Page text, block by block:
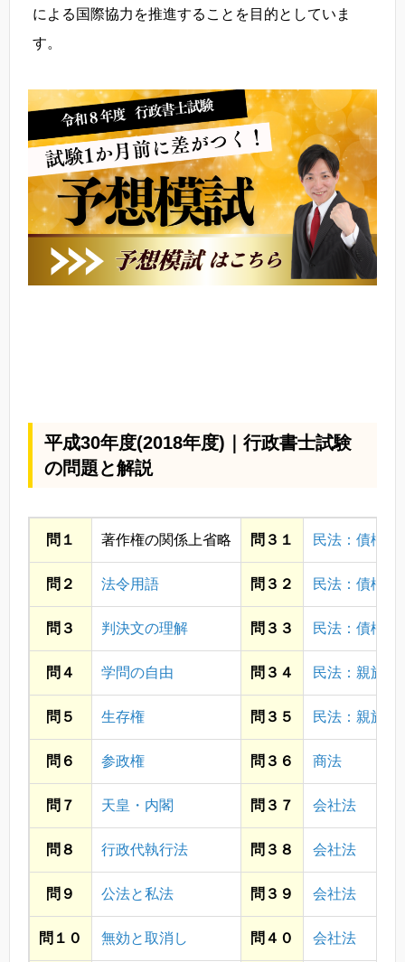
による国際協力を推進することを目的としていま
す。
平成30年度(2018年度)｜行政書士試験
の問題と解説
問１ 著作権の関係上省略 問３１ 民法：債権
問２ 法令用語 問３２ 民法：債権
問３ 判決文の理解 問３３ 民法：債権
問４ 学問の自由 問３４ 民法：親族
問５ 生存権 問３５ 民法：親族
問６ 参政権 問３６ 商法
問７ 天皇・内閣 問３７ 会社法
問８ 行政代執行法 問３８ 会社法
問９ 公法と私法 問３９ 会社法
問１０ 無効と取消し 問４０ 会社法